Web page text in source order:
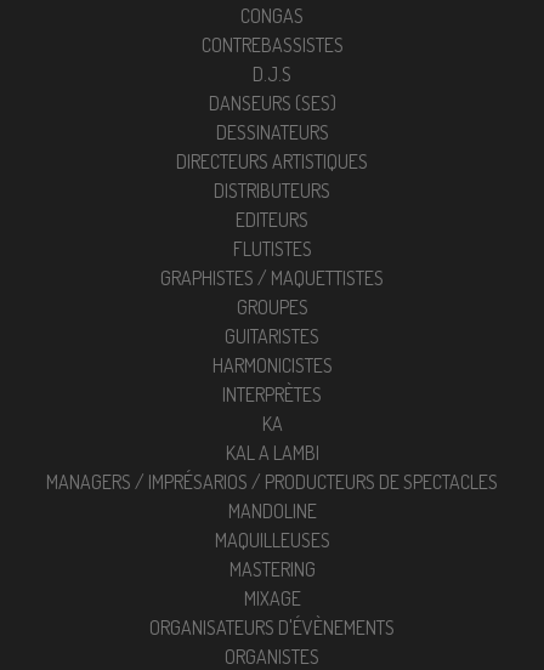
CONGAS
CONTREBASSISTES
D.J.S
DANSEURS (SES)
DESSINATEURS
DIRECTEURS ARTISTIQUES
DISTRIBUTEURS
EDITEURS
FLUTISTES
GRAPHISTES / MAQUETTISTES
GROUPES
GUITARISTES
HARMONICISTES
INTERPRÈTES
KA
KAL A LAMBI
MANAGERS / IMPRÉSARIOS / PRODUCTEURS DE SPECTACLES
MANDOLINE
MAQUILLEUSES
MASTERING
MIXAGE
ORGANISATEURS D'ÉVÈNEMENTS
ORGANISTES